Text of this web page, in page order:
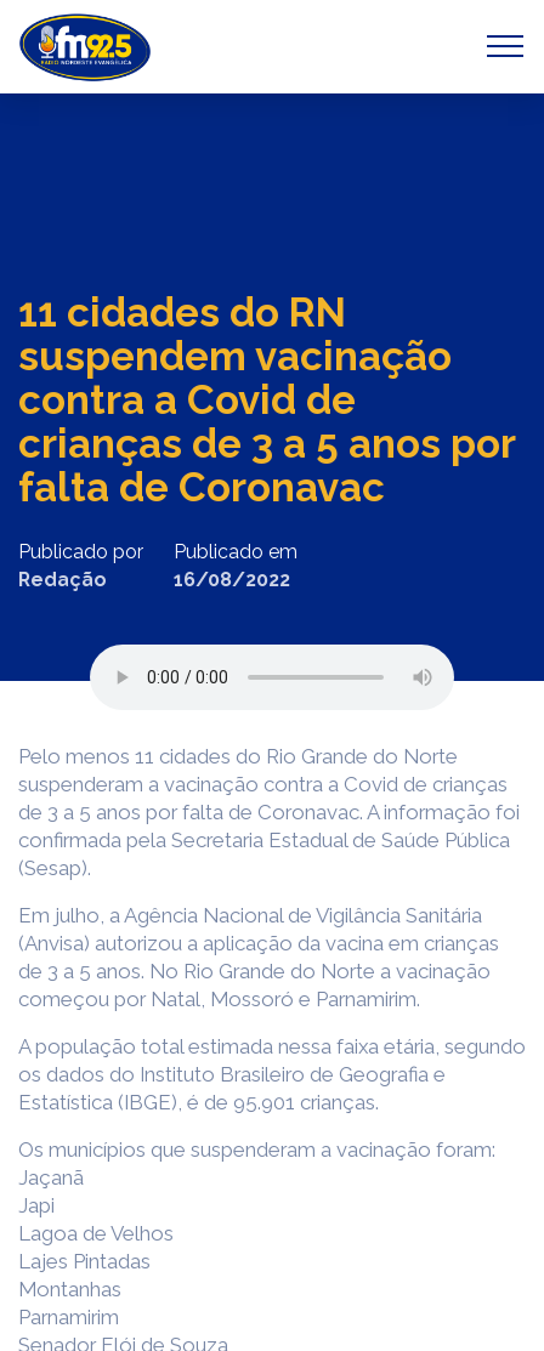
Previous Next
11 cidades do RN
suspendem vacinação
contra a Covid de
crianças de 3 a 5 anos por
falta de Coronavac
Publicado por
Redação
Publicado em
16/08/2022
Pelo menos 11 cidades do Rio Grande do Norte
suspenderam a vacinação contra a Covid de crianças
de 3 a 5 anos por falta de Coronavac. A informação foi
confirmada pela Secretaria Estadual de Saúde Pública
(Sesap).
Em julho, a Agência Nacional de Vigilância Sanitária
(Anvisa) autorizou a aplicação da vacina em crianças
de 3 a 5 anos. No Rio Grande do Norte a vacinação
começou por Natal, Mossoró e Parnamirim.
A população total estimada nessa faixa etária, segundo
os dados do Instituto Brasileiro de Geografia e
Estatística (IBGE), é de 95.901 crianças.
Os municípios que suspenderam a vacinação foram:
Jaçanã
Japi
Lagoa de Velhos
Lajes Pintadas
Montanhas
Parnamirim
Senador Elói de Souza